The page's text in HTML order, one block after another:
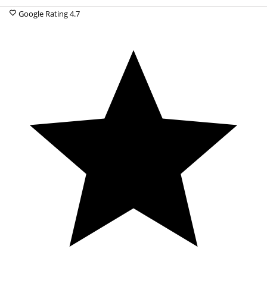
Google Rating4.7